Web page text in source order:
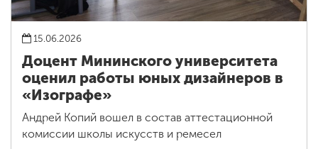
15.06.2026
Доцент Мининского университета
оценил работы юных дизайнеров в
«Изографе»
Андрей Копий вошел в состав аттестационной
комиссии школы искусств и ремесел